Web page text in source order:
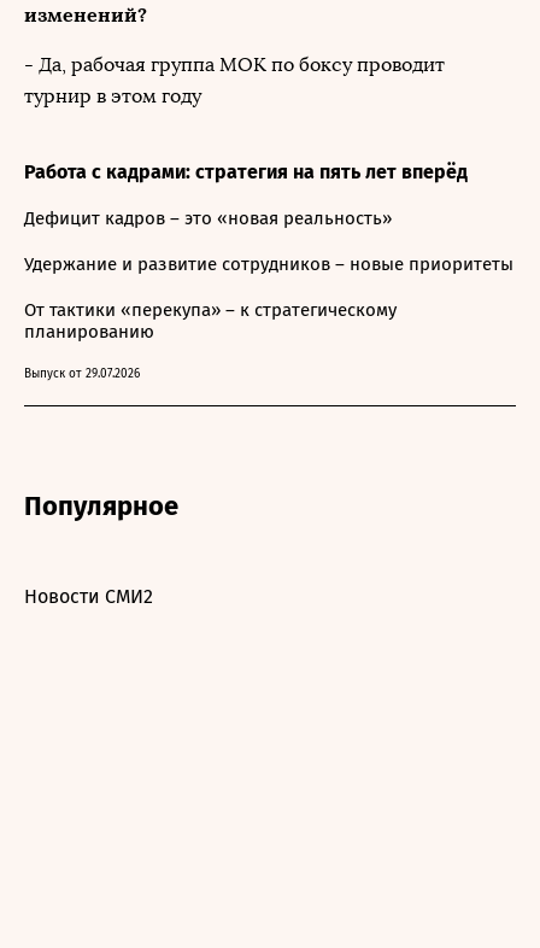
изменений?
- Да, рабочая группа МОК по боксу проводит
турнир в этом году
Работа с кадрами: стратегия на пять лет вперёд
Дефицит кадров – это «новая реальность»
Удержание и развитие сотрудников – новые приоритеты
От тактики «перекупа» – к стратегическому
планированию
Выпуск от 29.07.2026
Популярное
Новости СМИ2